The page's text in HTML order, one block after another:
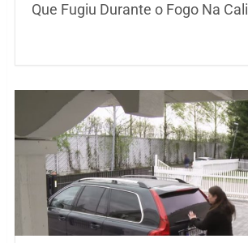
Que Fugiu Durante o Fogo Na